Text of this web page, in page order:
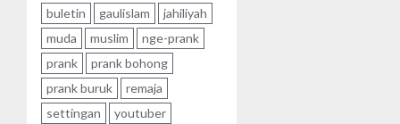
buletin
gaulislam
jahiliyah
muda
muslim
nge-prank
prank
prank bohong
prank buruk
remaja
settingan
youtuber